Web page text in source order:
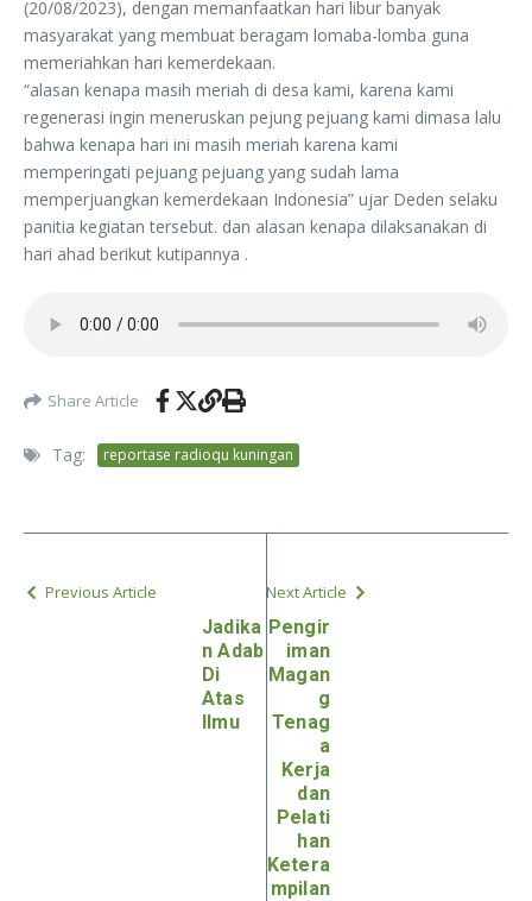
(20/08/2023), dengan memanfaatkan hari libur banyak
masyarakat yang membuat beragam lomaba-lomba guna
memeriahkan hari kemerdekaan.
“alasan kenapa masih meriah di desa kami, karena kami
regenerasi ingin meneruskan pejung pejuang kami dimasa lalu
bahwa kenapa hari ini masih meriah karena kami
memperingati pejuang pejuang yang sudah lama
memperjuangkan kemerdekaan Indonesia” ujar Deden selaku
panitia kegiatan tersebut. dan alasan kenapa dilaksanakan di
hari ahad berikut kutipannya .
Share Article
Tag: reportase radioqu kuningan
Previous Article
Jadika
n Adab
Di
Atas
Ilmu
Next Article
Pengir
iman
Magan
g
Tenag
a
Kerja
dan
Pelati
han
Ketera
mpilan